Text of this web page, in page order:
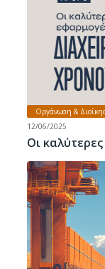
Οργάνωση &
12/06/2025
Οι